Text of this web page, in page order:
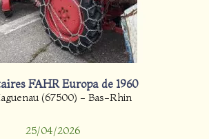
FAHR Europa de 1960
(67500) - Bas-Rhin
25/04/2026